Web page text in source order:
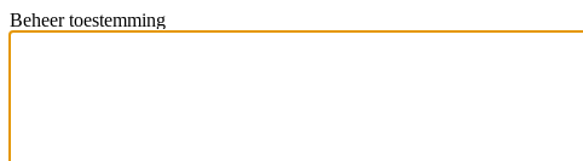
Beheer toestemming